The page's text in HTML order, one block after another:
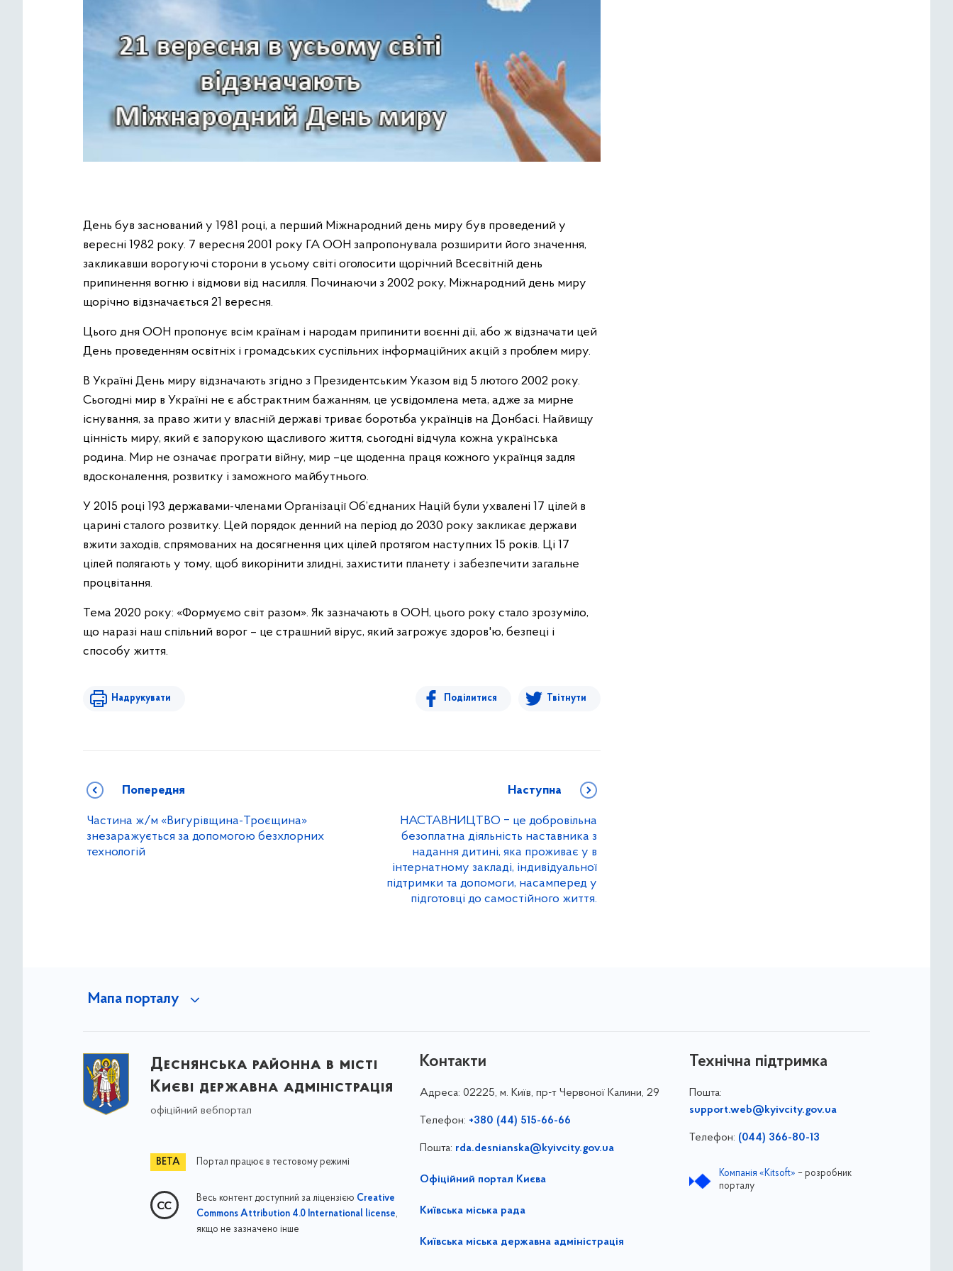
День був заснований у 1981 році, а перший Міжнародний день миру був проведений у
вересні 1982 року. 7 вересня 2001 року ГА ООН запропонувала розширити його значення,
закликавши ворогуючі сторони в усьому світі оголосити щорічний Всесвітній день
припинення вогню і відмови від насилля. Починаючи з 2002 року, Міжнародний день миру
щорічно відзначається 21 вересня.
Цього дня ООН пропонує всім країнам і народам припинити воєнні дії, або ж відзначати цей
День проведенням освітніх і громадських суспільних інформаційних акцій з проблем миру.
В Україні День миру відзначають згідно з Президентським Указом від 5 лютого 2002 року.
Сьогодні мир в Україні не є абстрактним бажанням, це усвідомлена мета, адже за мирне
існування, за право жити у власній державі триває боротьба українців на Донбасі. Найвищу
цінність миру, який є запорукою щасливого життя, сьогодні відчула кожна українська
родина. Мир не означає програти війну, мир –це щоденна праця кожного українця задля
вдосконалення, розвитку і заможного майбутнього.
У 2015 році 193 державами-членами Організації Об’єднаних Націй були ухвалені 17 цілей в
царині сталого розвитку. Цей порядок денний на період до 2030 року закликає держави
вжити заходів, спрямованих на досягнення цих цілей протягом наступних 15 років. Ці 17
цілей полягають у тому, щоб викорінити злидні, захистити планету і забезпечити загальне
процвітання.
Тема 2020 року: «Формуємо світ разом». Як зазначають в ООН, цього року стало зрозуміло,
що наразі наш спільний ворог – це страшний вірус, який загрожує здоров'ю, безпеці і
способу життя.
Надрукувати Поділитися Твітнути
Попередня
Частина ж/м «Вигурівщина-Троєщина»
знезаражується за допомогою безхлорних
технологій
Наступна
НАСТАВНИЦТВО ‒ це добровільна
безоплатна діяльність наставника з
надання дитині, яка проживає у в
інтернатному закладі, індивідуальної
підтримки та допомоги, насамперед у
підготовці до самостійного життя.
Мапа порталу
Деснянська районна в місті
Києві державна адміністрація
офіційний вебпортал
Портал працює в тестовому режимі
Весь контент доступний за ліцензією Creative
Commons Attribution 4.0 International license,
якщо не зазначено інше
Контакти
Адреса: 02225, м. Київ, пр-т Червоної Калини, 29
Телефон: +380 (44) 515-66-66
Пошта: rda.desnianska@kyivcity.gov.ua
Офіційний портал Києва
Київська міська рада
Київська міська державна адміністрація
Технічна підтримка
Пошта:
support.web@kyivcity.gov.ua
Телефон: (044) 366-80-13
Компанія «Kitsoft» – розробник
порталу